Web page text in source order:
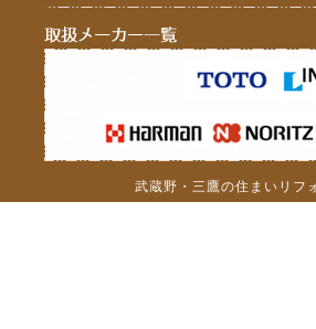
武蔵野・三鷹の住まいリ